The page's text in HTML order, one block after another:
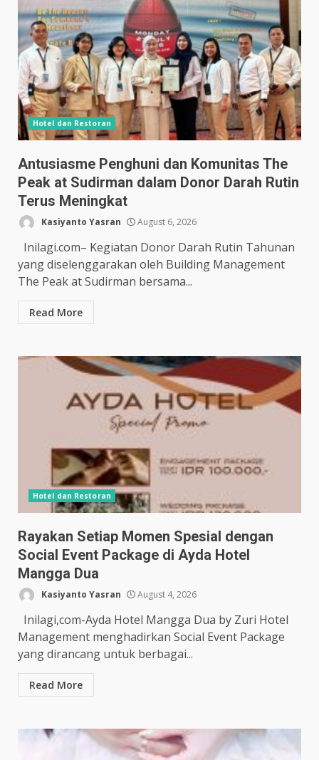
Hotel dan Restoran
Antusiasme Penghuni dan Komunitas The
Peak at Sudirman dalam Donor Darah Rutin
Terus Meningkat
Kasiyanto Yasran August 6, 2026
Inilagi.com– Kegiatan Donor Darah Rutin Tahunan
yang diselenggarakan oleh Building Management
The Peak at Sudirman bersama...
Read More
Hotel dan Restoran
Rayakan Setiap Momen Spesial dengan
Social Event Package di Ayda Hotel
Mangga Dua
Kasiyanto Yasran August 4, 2026
Inilagi,com-Ayda Hotel Mangga Dua by Zuri Hotel
Management menghadirkan Social Event Package
yang dirancang untuk berbagai...
Read More